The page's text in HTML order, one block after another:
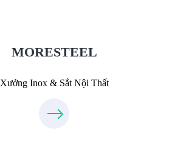
MORESTEEL
Xưởng Inox & Sắt Nội Thất